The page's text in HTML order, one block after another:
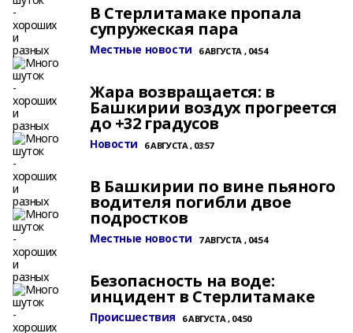
В Стерлитамаке пропала
супружеская пара
Местные новости 6 АВГУСТА , 04:54
Жара возвращается: в
Башкирии воздух прогреется
до +32 градусов
Новости 6 АВГУСТА , 03:57
В Башкирии по вине пьяного
водителя погибли двое
подростков
Местные новости 7 АВГУСТА , 04:54
Безопасность на воде:
инцидент в Стерлитамаке
Происшествия 6 АВГУСТА , 04:50